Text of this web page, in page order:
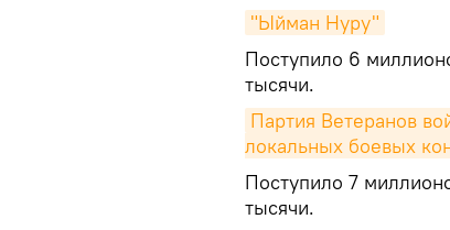
"Ыйман Нуру"
Поступило 6
тысячи.
Партия Ветеранов
локальных боевых
Поступило 7
тысячи.